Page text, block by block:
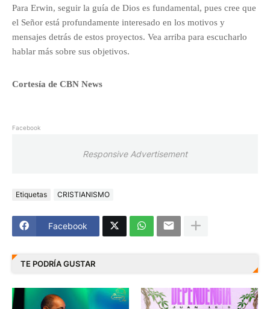
Para Erwin, seguir la guía de Dios es fundamental, pues cree que
el Señor está profundamente interesado en los motivos y
mensajes detrás de estos proyectos. Vea arriba para escucharlo
hablar más sobre sus objetivos.
Cortesía de CBN News
Facebook
Responsive Advertisement
Etiquetas CRISTIANISMO
Facebook
TE PODRÍA GUSTAR